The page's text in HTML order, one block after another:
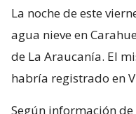
La noche de este
agua nieve en
de La Araucanía. El
habría registrado en
Según información de